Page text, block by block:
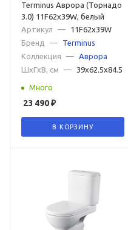
Ретро с высоким бачком
Российские Турецкие
Terminus Аврора (Торнадо
3.0) 11F62x39W, белый
Артикул
—
11F62x39W
Бренд
—
Terminus
Коллекция
— Аврора
ШxГxВ, см
— 39x62.5x84.5
Много
23 490₽
В КОРЗИНУ